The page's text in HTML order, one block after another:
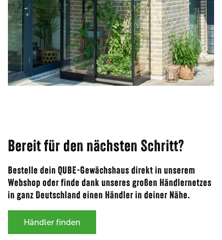
Bereit für den nächsten Schritt?
Bestelle dein QUBE-Gewächshaus direkt in unserem
Webshop oder finde dank unseres großen Händlernetzes
in ganz Deutschland einen Händler in deiner Nähe.
Händler finden